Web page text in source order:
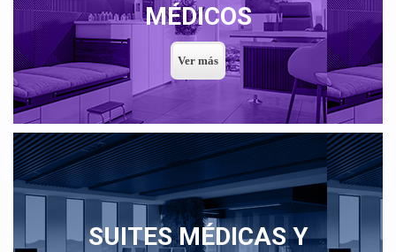
MÉDICOS
SUITES MÉDICAS Y